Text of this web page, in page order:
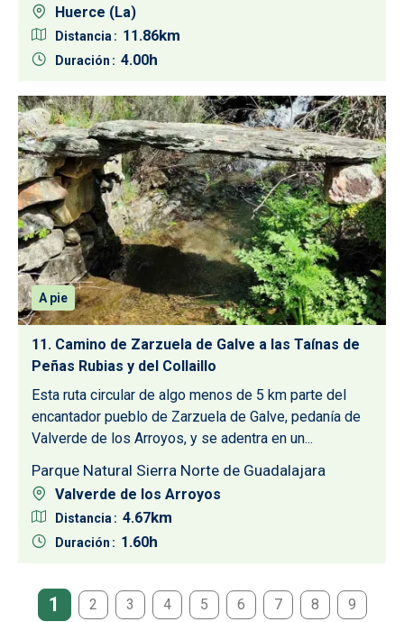
Huerce (La)
Distancia 11.86
Duración 4.00
A pie
11. Camino de Zarzuela de Galve a las Taínas de
Peñas Rubias y del Collaillo
Esta ruta circular de algo menos de 5 km parte del
encantador pueblo de Zarzuela de Galve, pedanía de
Valverde de los Arroyos, y se adentra en un...
Parque Natural Sierra Norte de Guadalajara
Valverde de los Arroyos
Distancia 4.67
Duración 1.60
Paginación
1 2 3 4 5 6 7 8 9